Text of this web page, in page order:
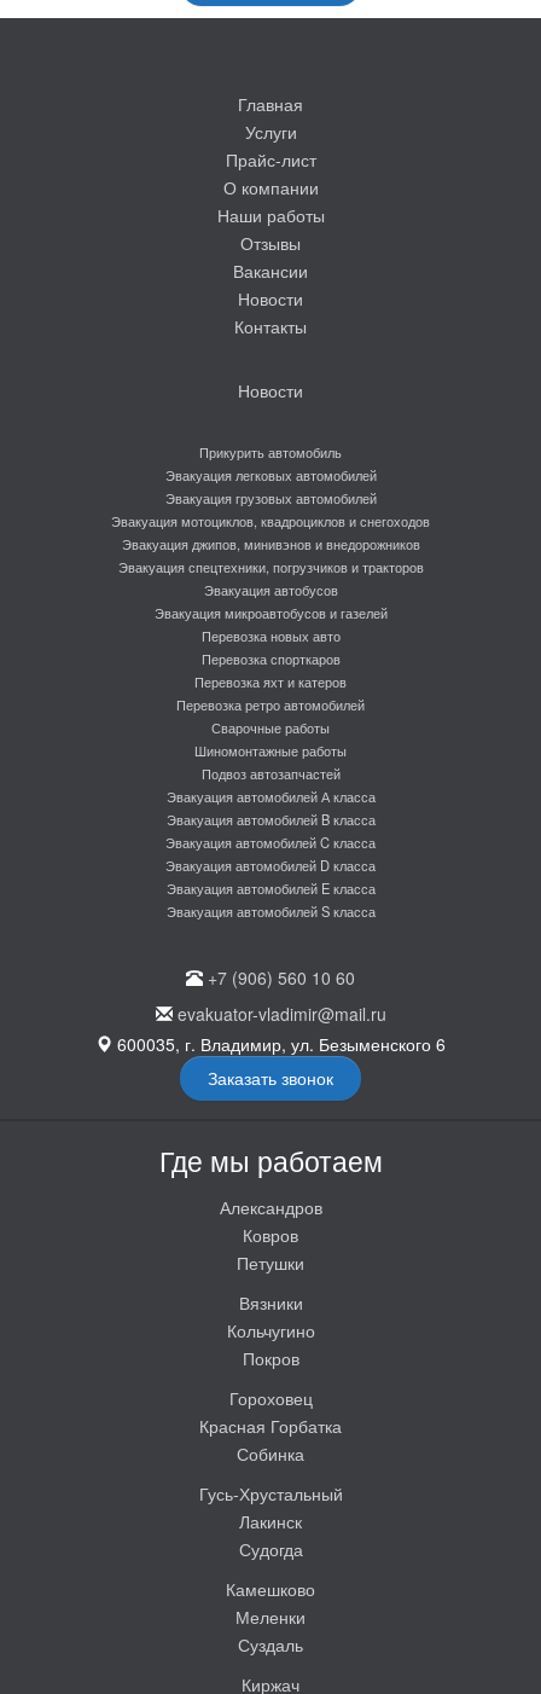
Главная
Услуги
Прайс-лист
О компании
Наши работы
Отзывы
Вакансии
Новости
Контакты
Новости
Прикурить автомобиль
Эвакуация легковых автомобилей
Эвакуация грузовых автомобилей
Эвакуация мотоциклов, квадроциклов и снегоходов
Эвакуация джипов, минивэнов и внедорожников
Эвакуация спецтехники, погрузчиков и тракторов
Эвакуация автобусов
Эвакуация микроавтобусов и газелей
Перевозка новых авто
Перевозка спорткаров
Перевозка яхт и катеров
Перевозка ретро автомобилей
Сварочные работы
Шиномонтажные работы
Подвоз автозапчастей
Эвакуация автомобилей А класса
Эвакуация автомобилей B класса
Эвакуация автомобилей C класса
Эвакуация автомобилей D класса
Эвакуация автомобилей E класса
Эвакуация автомобилей S класса
+7 (906) 560 10 60
evakuator-vladimir@mail.ru
600035, г. Владимир, ул. Безыменского 6
Заказать звонок
Где мы работаем
Александров
Ковров
Петушки
Вязники
Кольчугино
Покров
Гороховец
Красная Горбатка
Собинка
Гусь-Хрустальный
Лакинск
Судогда
Камешково
Меленки
Суздаль
Киржач